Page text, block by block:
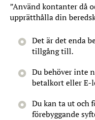
”Använd kontanter då
upprätthålla din
Det är det enda
tillgång till.
Du behöver inte
betalkort eller
Du kan ta ut och
förebyggande